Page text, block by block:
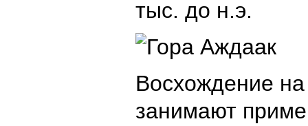
тыс. до н.э.
Восхождение
занимают